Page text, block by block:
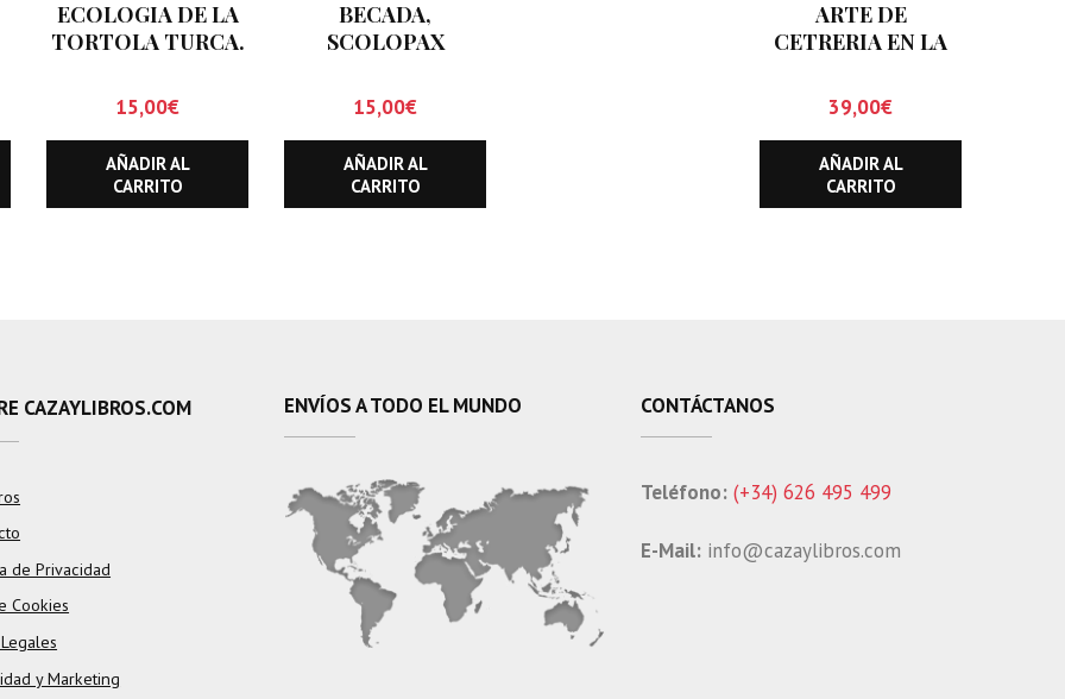
ECOLOGIA DE LA
TORTOLA TURCA.
DECAOCTO
15,00€
AÑADIR AL
CARRITO
BECADA,
SCOLOPAX
EXTREMADURA,
LA
15,00€
AÑADIR AL
CARRITO
ARTE DE
CETRERIA EN LA
39,00€
AÑADIR AL
CARRITO
CAZAYLIBROS.COM
de Privacidad
Cookies
y Marketing
ENVÍOS A TODO EL MUNDO CONTÁCTANOS
Teléfono: (+34) 626 495 499
E-Mail: info@cazaylibros.com